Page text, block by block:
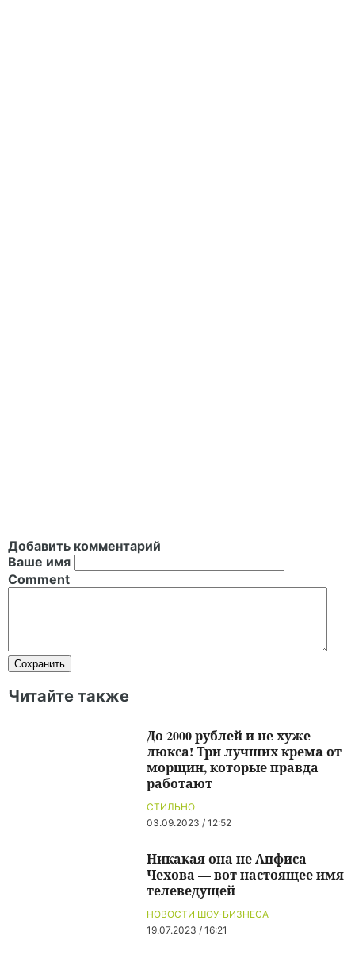
Добавить комментарий
Ваше имя
Comment
Читайте также
СТИЛЬНО
03.09.2023 / 12:52
До 2000 рублей и не хуже
люкса! Три лучших крема от
морщин, которые правда
работают
НОВОСТИ ШОУ-БИЗНЕСА
19.07.2023 / 16:21
Никакая она не Анфиса
Чехова — вот настоящее имя
телеведущей